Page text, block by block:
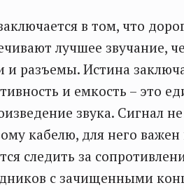
в том, что
лучшее звучание,
и разъемы. Истина
и емкость – это
звука. Сигнал
кабелю, для него
следить за
с зачищенными